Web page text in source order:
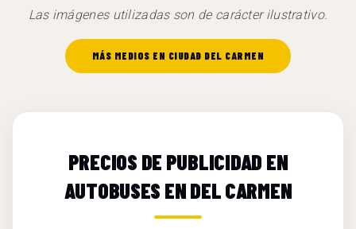
Las imágenes utilizadas son de carácter ilustrativo.
MÁS MEDIOS EN CIUDAD DEL CARMEN
PRECIOS DE PUBLICIDAD EN
AUTOBUSES EN DEL CARMEN